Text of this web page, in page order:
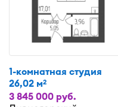
1-комнатная студия
26,02 м2
3 845 000 руб.